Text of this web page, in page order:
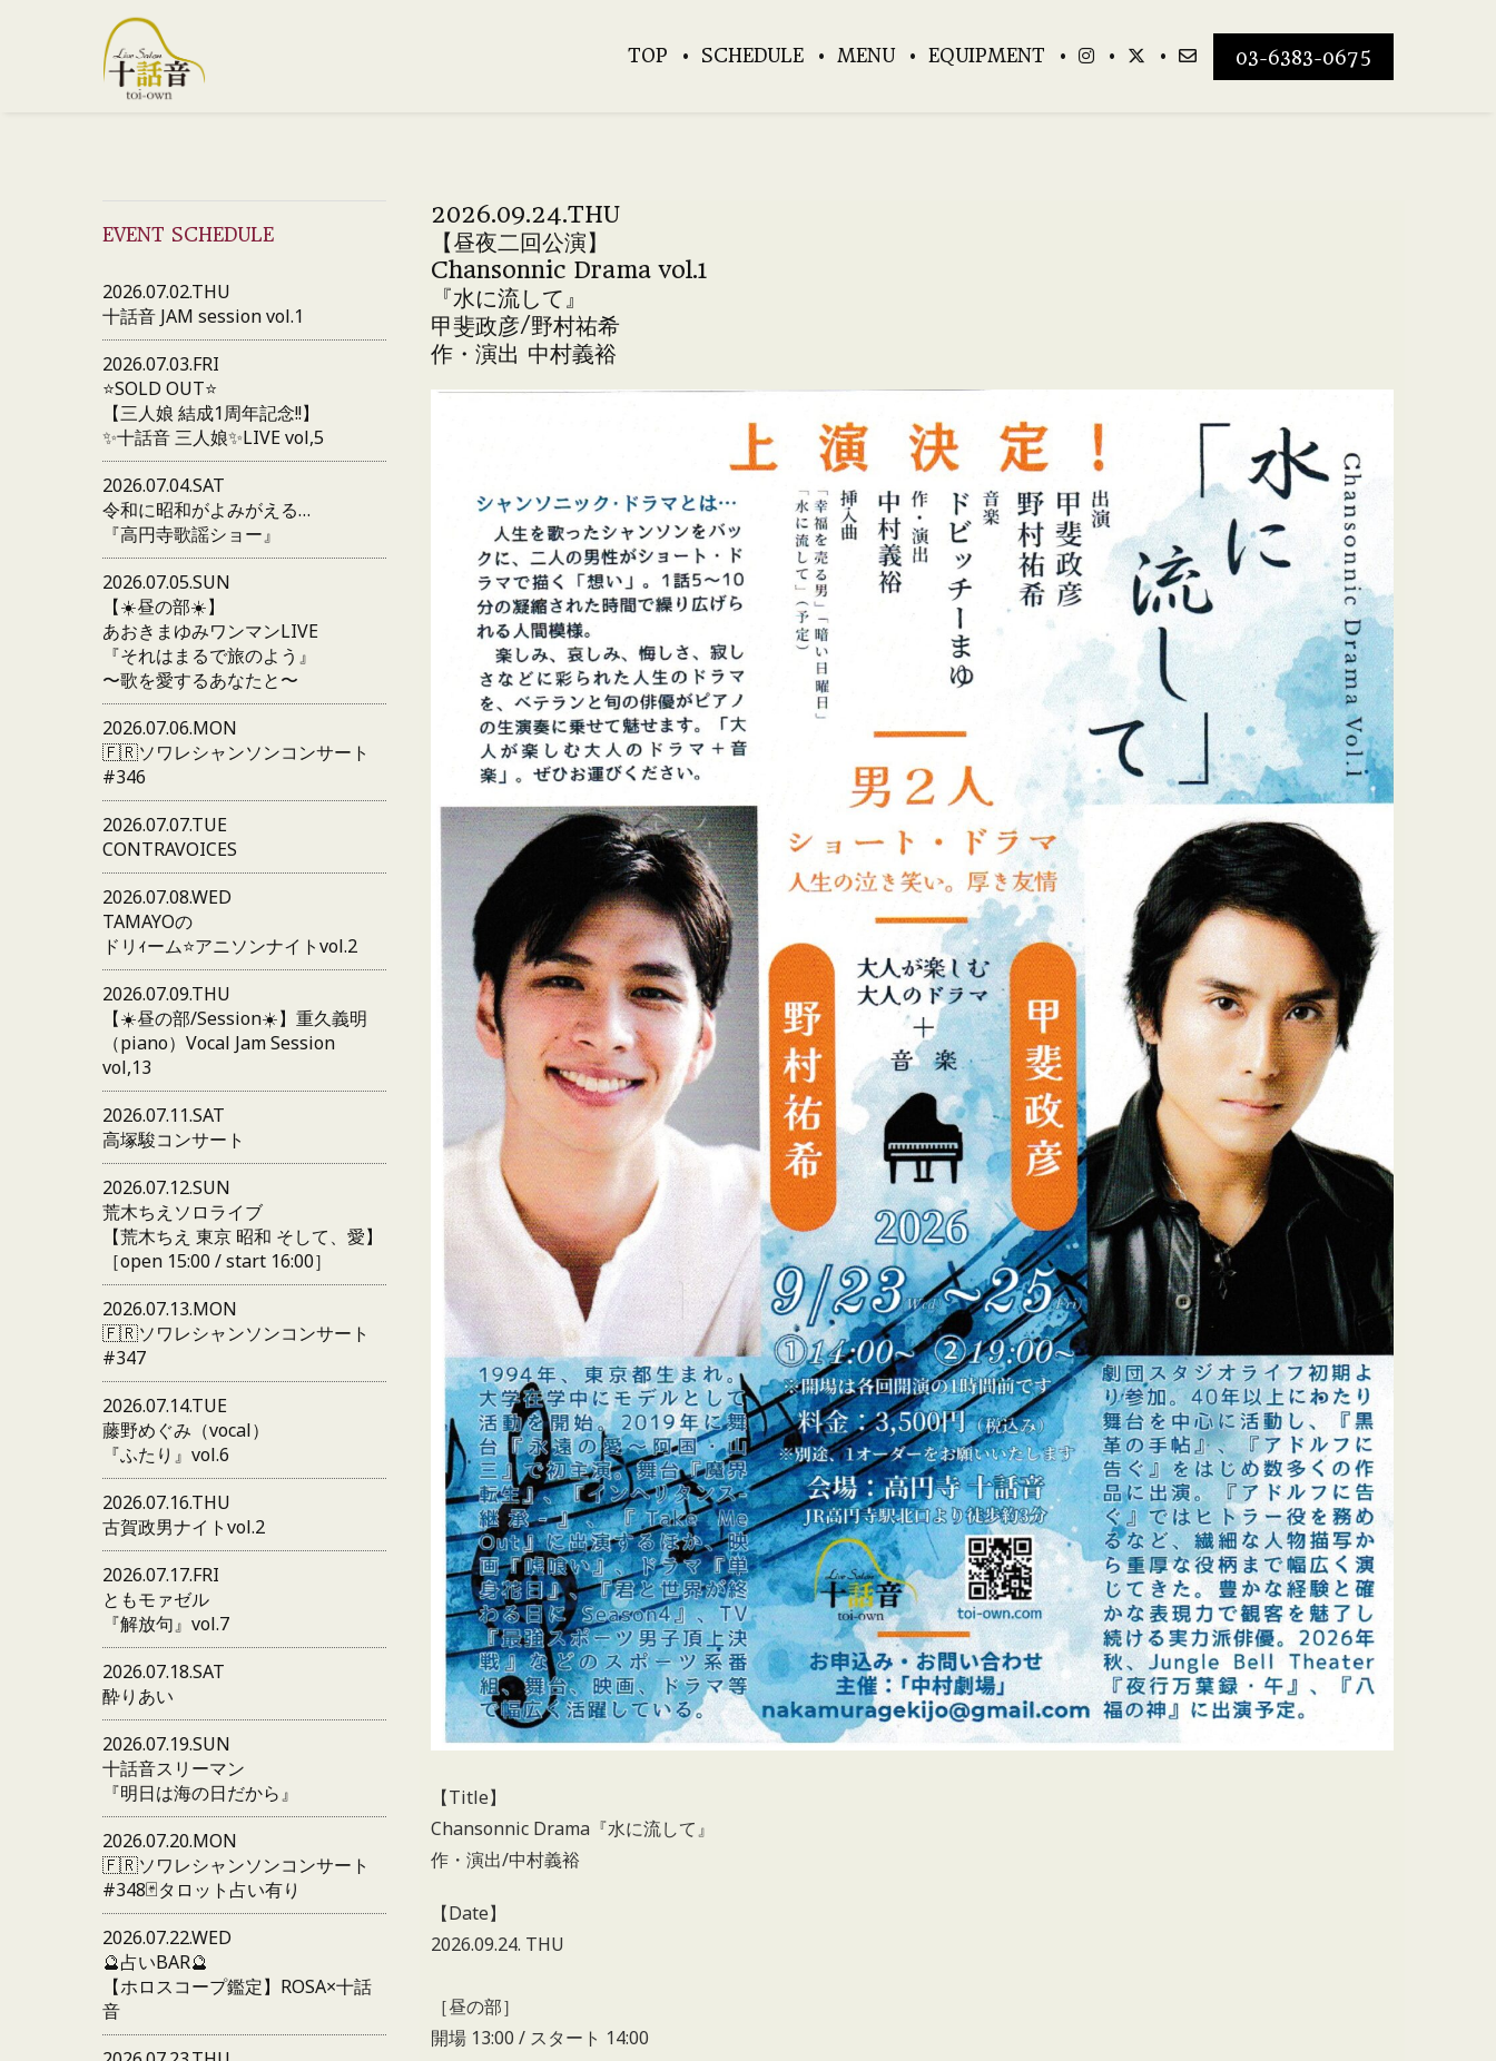
TOP SCHEDULE MENU EQUIPMENT 03-6383-0675
2026.09.24.THU
【昼夜二回公演】
Chansonnic Drama vol.1
『水に流して』
甲斐政彦/野村祐希
作・演出 中村義裕
【Title】
Chansonnic Drama『水に流して』
作・演出/中村義裕
【Date】
2026.09.24. THU
［昼の部］
開場 13:00 / スタート 14:00
EVENT SCHEDULE
2026.07.02.THU
十話音 JAM session vol.1
2026.07.03.FRI
⭐️SOLD OUT⭐️
【三人娘 結成1周年記念!!】
✨十話音 三人娘✨LIVE vol,5
2026.07.04.SAT
令和に昭和がよみがえる…
『高円寺歌謡ショー』
2026.07.05.SUN
【☀️昼の部☀️】
あおきまゆみワンマンLIVE
『それはまるで旅のよう』
〜歌を愛するあなたと〜
2026.07.06.MON
🇫🇷ソワレシャンソンコンサート
#346
2026.07.07.TUE
CONTRAVOICES
2026.07.08.WED
TAMAYOの
ドリｨーム⭐️アニソンナイトvol.2
2026.07.09.THU
【☀️昼の部/Session☀️】重久義明
（piano）Vocal Jam Session
vol,13
2026.07.11.SAT
高塚駿コンサート
2026.07.12.SUN
荒木ちえソロライブ
【荒木ちえ 東京 昭和 そして、愛】
［open 15:00 / start 16:00］
2026.07.13.MON
🇫🇷ソワレシャンソンコンサート
#347
2026.07.14.TUE
藤野めぐみ（vocal）
『ふたり』vol.6
2026.07.16.THU
古賀政男ナイトvol.2
2026.07.17.FRI
ともモァゼル
『解放句』vol.7
2026.07.18.SAT
酔りあい
2026.07.19.SUN
十話音スリーマン
『明日は海の日だから』
2026.07.20.MON
🇫🇷ソワレシャンソンコンサート
#348🃏タロット占い有り
2026.07.22.WED
🔮占いBAR🔮
【ホロスコープ鑑定】ROSA×十話
音